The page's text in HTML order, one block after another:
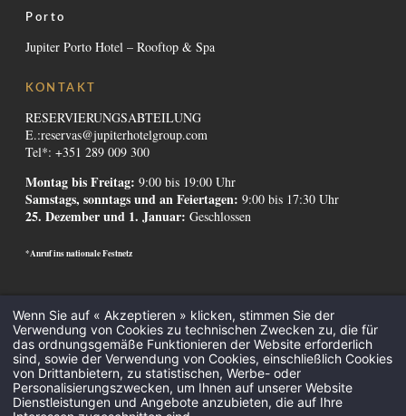
Porto
Jupiter Porto Hotel – Rooftop & Spa
KONTAKT
RESERVIERUNGSABTEILUNG
E.:reservas@jupiterhotelgroup.com
Tel*: +351 289 009 300
Montag bis Freitag: 9:00 bis 19:00 Uhr
Samstags, sonntags und an Feiertagen: 9:00 bis 17:30 Uhr
25. Dezember und 1. Januar: Geschlossen
*Anruf ins nationale Festnetz
Kontakte -Institutionell-Alternative Streitbeilegung-Canal de Denúncias
Rekrutierung- GDS Codes-Downloads-Rechtliche Erwähnungen-
Datenschutzerklärung-Cookies
Alle eingeschlossen-Treffen und Veranstaltungen-Hotels an der Algarve-
Hotels in Lissabon-Sonderangebote Hotels-Reiseziele-
Wenn Sie auf « Akzeptieren » klicken, stimmen Sie der
Verwendung von Cookies zu technischen Zwecken zu, die für
das ordnungsgemäße Funktionieren der Website erforderlich
sind, sowie der Verwendung von Cookies, einschließlich Cookies
von Drittanbietern, zu statistischen, Werbe- oder
Personalisierungszwecken, um Ihnen auf unserer Website
Dienstleistungen und Angebote anzubieten, die auf Ihre